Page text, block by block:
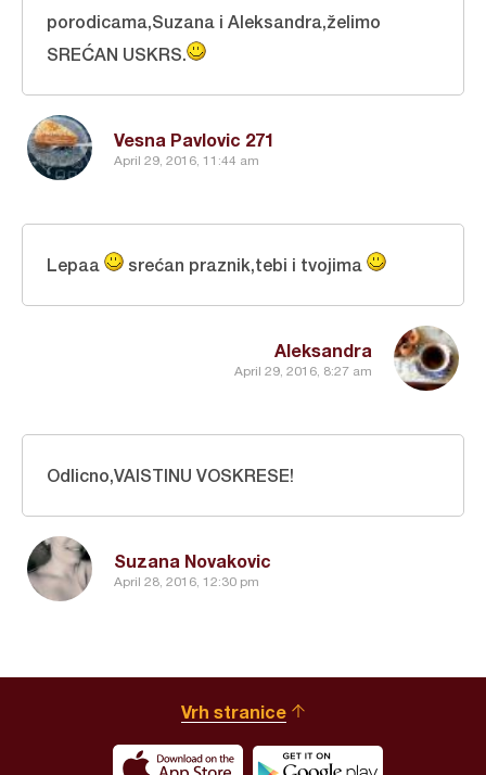
Vesna Pavlovic 271
April 29, 2016, 11:44 am
porodicama,Suzana i Aleksandra,želimo
SREĆAN USKRS.
Aleksandra
April 29, 2016, 8:27 am
Lepaa srećan praznik,tebi i tvojima
Suzana Novakovic
April 28, 2016, 12:30 pm
Odlicno,VAISTINU VOSKRESE!
Vrh stranice